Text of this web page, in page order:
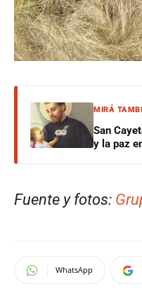
MIRÁ
San
y la paz
Fuente y fotos:
WhatsApp